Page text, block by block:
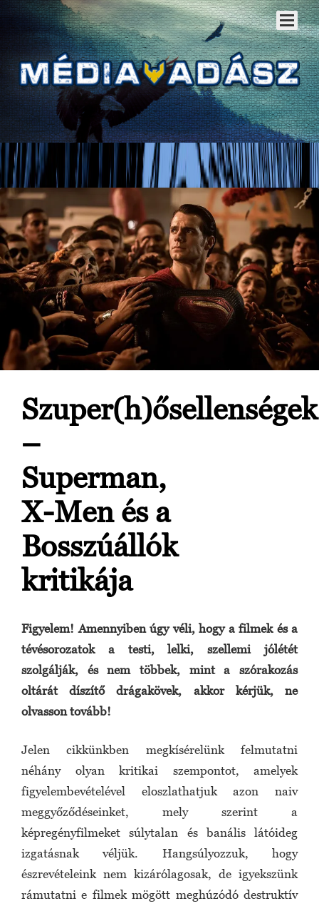
Szuper(h)ősellenségek
–
Superman,
X-Men és a
Bosszúállók
kritikája
Figyelem! Amennyiben úgy véli, hogy a filmek és a
tévésorozatok a testi, lelki, szellemi jólétét
szolgálják, és nem többek, mint a szórakozás
oltárát díszítő drágakövek, akkor kérjük, ne
olvasson tovább!
Jelen cikkünkben megkísérelünk felmutatni
néhány olyan kritikai szempontot, amelyek
figyelembevételével eloszlathatjuk azon naiv
meggyőződéseinket, mely szerint a
képregényfilmeket súlytalan és banális látóideg
izgatásnak véljük. Hangsúlyozzuk, hogy
észrevételeink nem kizárólagosak, de igyekszünk
rámutatni e filmek mögött meghúzódó destruktív